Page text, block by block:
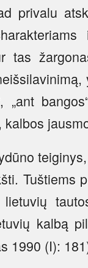
privalu
tas
„ant
Tuštiems
kalbą
1990 (I):